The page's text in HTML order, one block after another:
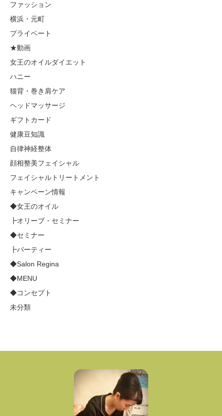
ファッション
横浜・元町
プライベート
★動画
女王のオイルダイエット
ハニー
猫背・巻き肩ケア
ヘッドマッサージ
ギフトカード
健康豆知識
自律神経整体
顔相整美フェイシャル
フェイシャルトリートメント
キャンペーン情報
◆女王のオイル
┣オリーブ・セミナー
◆セミナー
┣パーティー
◆Salon Regina
◆MENU
◆コンセプト
未分類